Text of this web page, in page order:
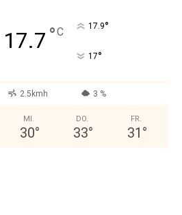
17.7 °C 17.9°
17°
2.5kmh 3 %
MI.
30°
DO.
33°
FR.
31 °